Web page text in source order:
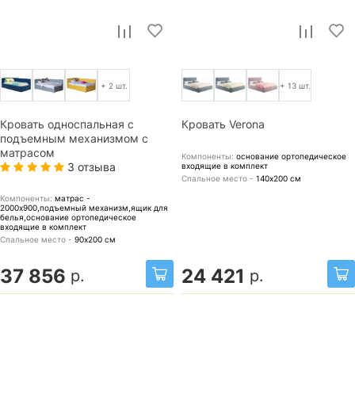
+ 2 шт.
Кровать односпальная с
подъемным механизмом с
матрасом
3 отзыва
Компоненты: матрас -
2000x900,подъемный механизм,ящик для
белья,основание ортопедическое
входящие в комплект
Спальное место - 90х200 см
37 856 р.
+ 13 шт.
Кровать Verona
Компоненты: основание ортопедическое
входящие в комплект
Спальное место - 140х200 см
24 421 р.